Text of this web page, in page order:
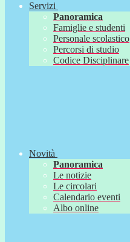
Servizi
Panoramica
Famiglie e studenti
Personale scolastico
Percorsi di studio
Codice Disciplinare
Novità
Panoramica
Le notizie
Le circolari
Calendario eventi
Albo online